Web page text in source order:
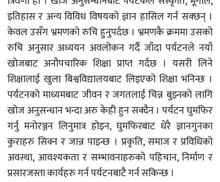
इतिहास र अन्य विविध विषयको ज्ञान हासिल गर्न सक्छन् ।
केवल उसँग भ्रमणको रुचि हुनुपर्दछ । भ्रमणकै क्रममा उसको
रुचि अनुसार अध्ययन अवलोकन गर्दै जाँदा पर्यटनले नयाँ
खोजबाट अनौपचारिक शिक्षा प्राप्त गर्दछ । यसरी लिने
शिक्षालाई खुला बिश्वविद्यालयबाट लिइएको शिक्षा भनिन्छ ।
पर्यटनको माध्यमबाट जीवन र जगतलाई चिन्न बुझ्नको लागि
खोज अनुसन्धान भन्दा अरु केही हुन सक्दैन । पर्यटन घुमफिर
गर्नु मनोरञ्जन लिनुमात्र होइन, घुमफिरबाट धेरै ज्ञानगुनका
कुराहरु सिक्न र जान्न पाइन्छ । प्रकृति, समाज र प्रविधिको
अवस्था, आवश्यकता र सम्भावनाहरुको पहिचान, निर्माण र
प्रसारजस्ता कार्यहरु गर्न पर्यटनबाटै गर्न सकिन्छ ।